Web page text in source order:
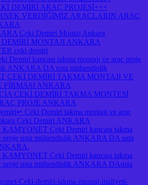
DEMİRİ ARAÇ PROJESİ+++
VERDİĞİMİZ ARAÇLARIN ARAÇ
Çeki Demiri Montaj Ankara
MONTAJI ANKARA
çeki demiri
Demiri kancası takma montajı ve araç proje
ANKARA DA usta mühendislik
ÇEKİ DEMİRİ TAKMA MONTAJI VE
FİRMASI ANKARA
ÇEKİ DEMİRİ TAKMA MONTESİ
PROJE ANKARA
Çeki Demiri takma montajı ve araç
Çeki Demiri ANKARA
Çeki Demiri kancası takma
proje usta mühendislik ANKARA DA usta
Çeki Demiri kancası takma
proje usta mühendislik ANKARA DAusta
Ceki-demiri-takma-montaj-maliyeti-